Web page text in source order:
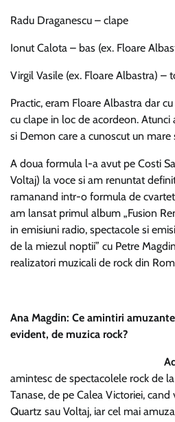
Radu Draganescu – clape
Ionut Calota – bas (ex. Floare
Virgil Vasile (ex. Floare Albastra) –
Practic, eram Floare Albastra dar
cu clape in loc de acordeon.
si Demon care a cunoscut un mare
A doua formula l-a avut pe Costi
Voltaj) la voce si am renuntat
ramanand intr-o formula de
am lansat primul album „Fusion
in emisiuni radio, spectacole si
de la miezul noptii” cu Petre
realizatori muzicali de rock din
Ana Magdin: Ce amintiri
evident, de muzica rock?
amintesc de spectacolele rock de
Tanase, de pe Calea Victoriei,
Quartz sau Voltaj, iar cel mai